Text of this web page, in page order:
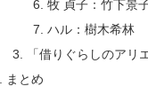
牧 貞子：竹下景
ハル：樹木希林
「借りぐらしのアリ
まとめ